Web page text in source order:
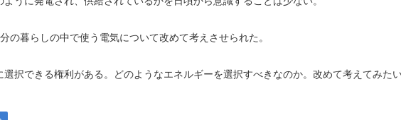
の暮らしの中で使う電気について改めて考えさせられた。
択できる権利がある。どのようなエネルギーを選択すべきなのか。改めて考えてみたい